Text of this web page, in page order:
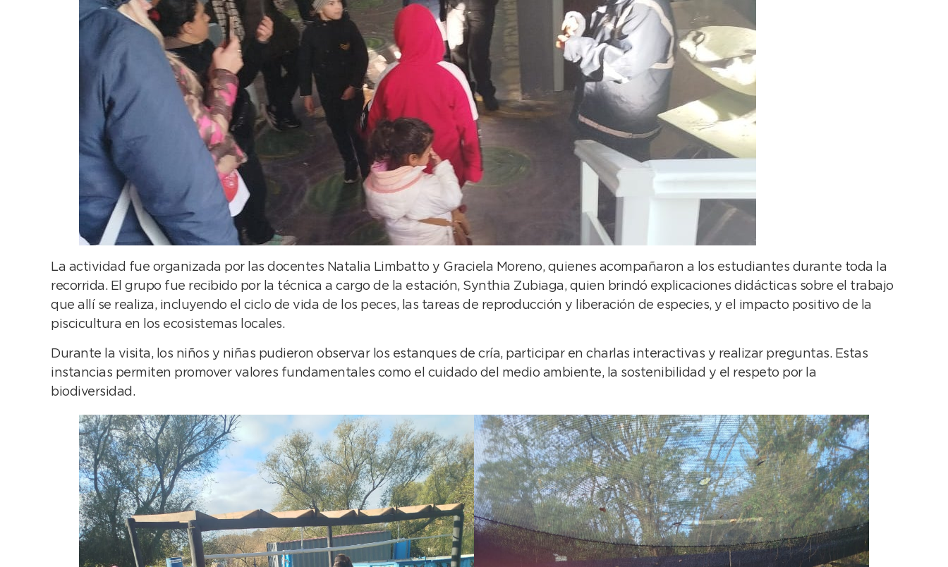
La actividad fue organizada por las docentes Natalia Limbatto y Graciela Moreno, quienes acompañaron a los estudiantes durante toda la
recorrida. El grupo fue recibido por la técnica a cargo de la estación, Synthia Zubiaga, quien brindó explicaciones didácticas sobre el trabajo
que allí se realiza, incluyendo el ciclo de vida de los peces, las tareas de reproducción y liberación de especies, y el impacto positivo de la
piscicultura en los ecosistemas locales.
Durante la visita, los niños y niñas pudieron observar los estanques de cría, participar en charlas interactivas y realizar preguntas. Estas
instancias permiten promover valores fundamentales como el cuidado del medio ambiente, la sostenibilidad y el respeto por la
biodiversidad.